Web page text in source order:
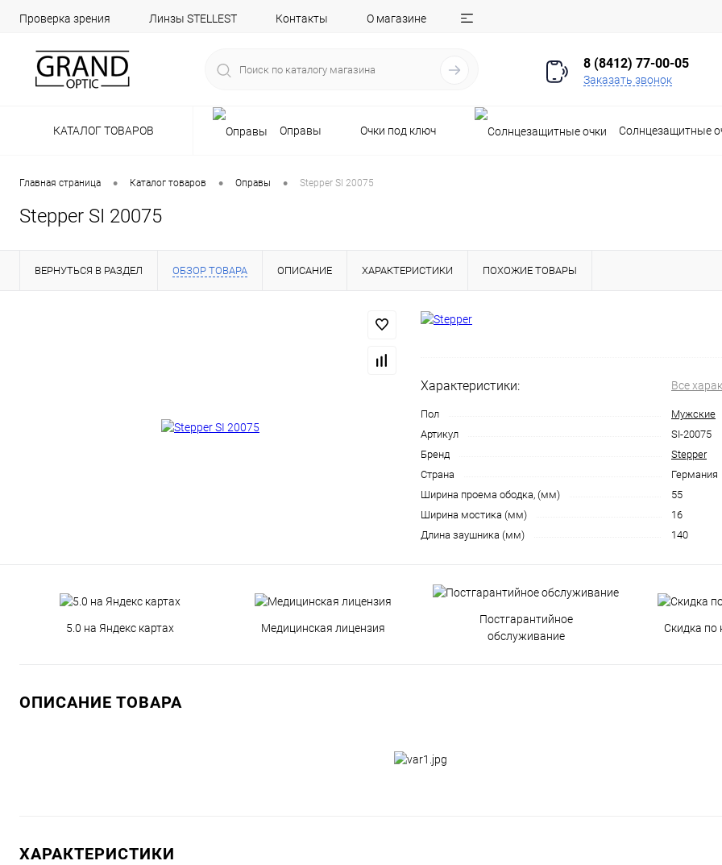
Проверка зрения Линзы STELLEST Контакты О магазине
8 (8412) 77-00-05
Заказать звонок
КАТАЛОГ ТОВАРОВ Оправы Очки под ключ Солнцезащитные
Главная страница • Каталог товаров • Оправы • Stepper SI 20075
Stepper SI 20075
ВЕРНУТЬСЯ В РАЗДЕЛ ОБЗОР ТОВАРА ОПИСАНИЕ ХАРАКТЕРИСТИКИ ПОХОЖИЕ ТОВАРЫ
Характеристики: Все
Пол
Мужские
Артикул
SI-20075
Бренд
Stepper
Страна
Германия
Ширина проема ободка, (мм)
55
Ширина мостика (мм)
16
Длина заушника (мм)
140
5.0 на Яндекс картах Медицинская лицензия
Постгарантийное
обслуживание
Скидка по
ОПИСАНИЕ ТОВАРА
ХАРАКТЕРИСТИКИ